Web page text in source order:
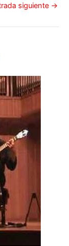
siguiente →